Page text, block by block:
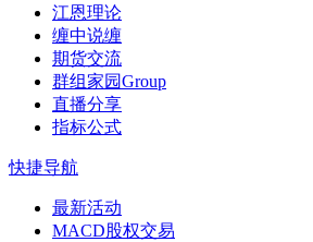
江恩理论
缠中说缠
期货交流
群组家园Group
直播分享
指标公式
快捷导航
最新活动
MACD股权交易